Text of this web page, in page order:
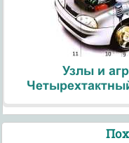
Узлы и